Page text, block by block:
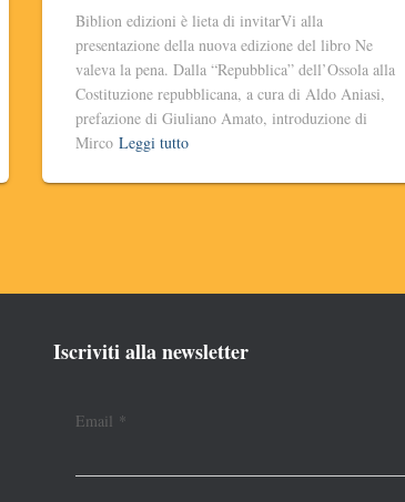
Biblion edizioni è lieta di invitarVi alla
presentazione della nuova edizione del libro Ne
valeva la pena. Dalla “Repubblica” dell’Ossola alla
Costituzione repubblicana, a cura di Aldo Aniasi,
prefazione di Giuliano Amato, introduzione di
Mirco Leggi tutto
Iscriviti alla newsletter
Email *